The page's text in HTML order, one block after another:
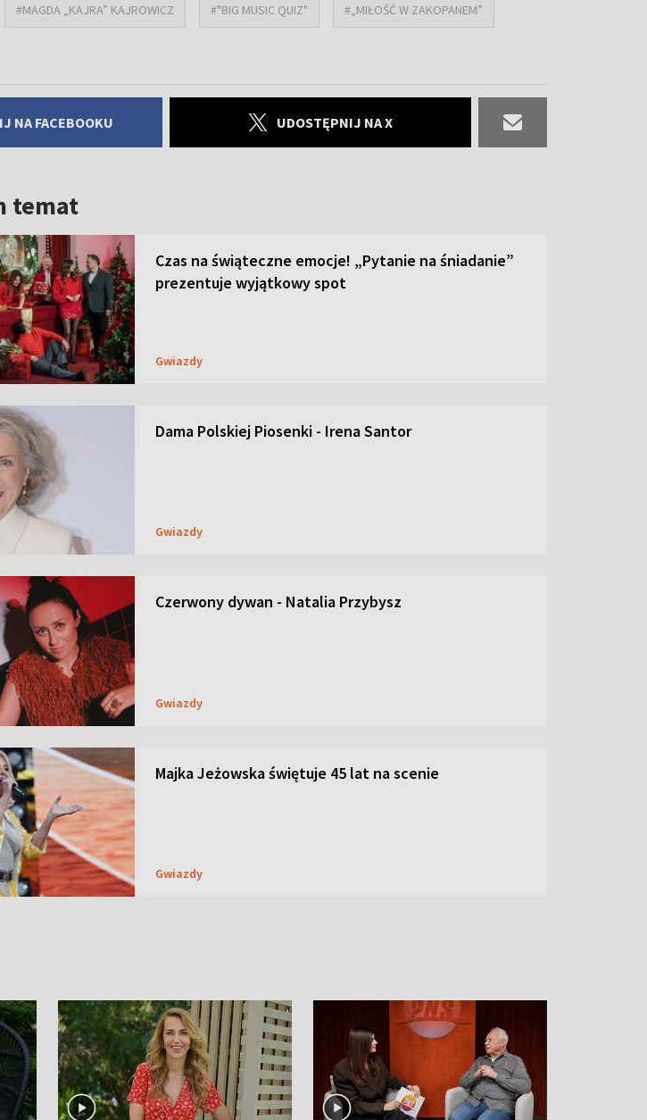
#MAGDA „KAJRA” KAJROWICZ #"BIG MUSIC QUIZ" #„MIŁOŚĆ W ZAKOPANEM”
NA FACEBOOKU UDOSTĘPNIJ NA X
temat
Czas na świąteczne emocje! „Pytanie na śniadanie”
prezentuje wyjątkowy spot
Gwiazdy
Dama Polskiej Piosenki - Irena Santor
Gwiazdy
Czerwony dywan - Natalia Przybysz
Gwiazdy
Majka Jeżowska świętuje 45 lat na scenie
Gwiazdy